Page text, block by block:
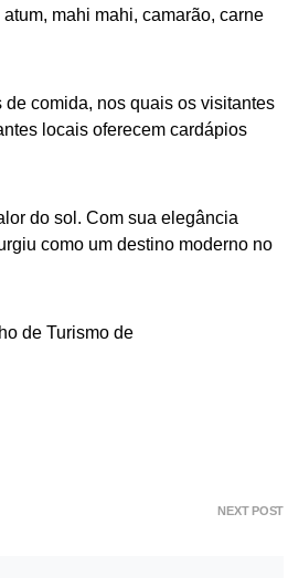
mahi mahi, camarão, carne
comida, nos quais os visitantes
locais oferecem cardápios
do sol. Com sua elegância
como um destino moderno no
de Turismo de
NEXT POST